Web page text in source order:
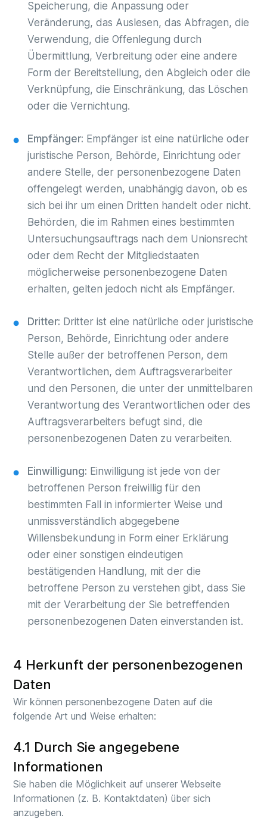
Speicherung, die Anpassung oder
Veränderung, das Auslesen, das Abfragen, die
Verwendung, die Offenlegung durch
Übermittlung, Verbreitung oder eine andere
Form der Bereitstellung, den Abgleich oder die
Verknüpfung, die Einschränkung, das Löschen
oder die Vernichtung.
Empfänger: Empfänger ist eine natürliche oder
juristische Person, Behörde, Einrichtung oder
andere Stelle, der personenbezogene Daten
offengelegt werden, unabhängig davon, ob es
sich bei ihr um einen Dritten handelt oder nicht.
Behörden, die im Rahmen eines bestimmten
Untersuchungsauftrags nach dem Unionsrecht
oder dem Recht der Mitgliedstaaten
möglicherweise personenbezogene Daten
erhalten, gelten jedoch nicht als Empfänger.
Dritter: Dritter ist eine natürliche oder juristische
Person, Behörde, Einrichtung oder andere
Stelle außer der betroffenen Person, dem
Verantwortlichen, dem Auftragsverarbeiter
und den Personen, die unter der unmittelbaren
Verantwortung des Verantwortlichen oder des
Auftragsverarbeiters befugt sind, die
personenbezogenen Daten zu verarbeiten.
Einwilligung: Einwilligung ist jede von der
betroffenen Person freiwillig für den
bestimmten Fall in informierter Weise und
unmissverständlich abgegebene
Willensbekundung in Form einer Erklärung
oder einer sonstigen eindeutigen
bestätigenden Handlung, mit der die
betroffene Person zu verstehen gibt, dass Sie
mit der Verarbeitung der Sie betreffenden
personenbezogenen Daten einverstanden ist.
4 Herkunft der personenbezogenen
Daten
Wir können personenbezogene Daten auf die
folgende Art und Weise erhalten:
4.1 Durch Sie angegebene
Informationen
Sie haben die Möglichkeit auf unserer Webseite
Informationen (z. B. Kontaktdaten) über sich
anzugeben.